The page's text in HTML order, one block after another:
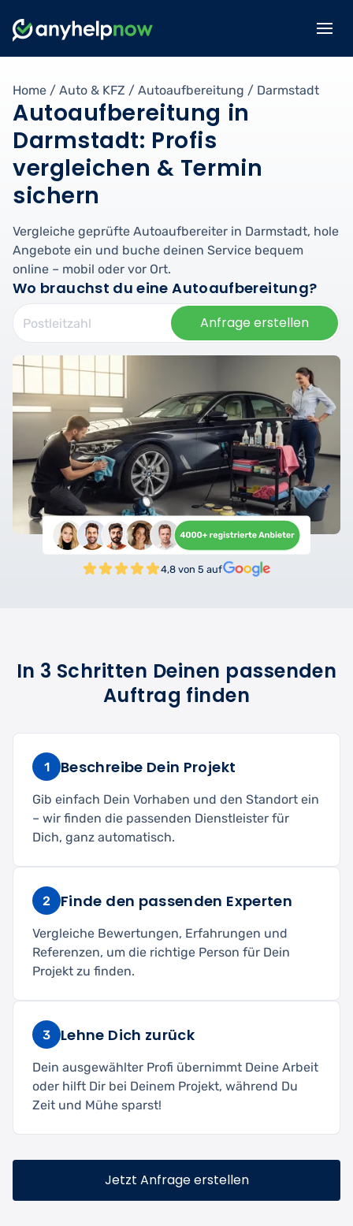
Home / Auto & KFZ / Autoaufbereitung / Darmstadt
Autoaufbereitung in
Darmstadt: Profis
vergleichen & Termin
sichern
Vergleiche geprüfte Autoaufbereiter in Darmstadt, hole
Angebote ein und buche deinen Service bequem
online – mobil oder vor Ort.
Wo brauchst du eine Autoaufbereitung?
Anfrage erstellen
4,8 von 5 auf
In 3 Schritten Deinen passenden
Auftrag finden
1 Beschreibe Dein Projekt
Gib einfach Dein Vorhaben und den Standort ein
– wir finden die passenden Dienstleister für
Dich, ganz automatisch.
2 Finde den passenden Experten
Vergleiche Bewertungen, Erfahrungen und
Referenzen, um die richtige Person für Dein
Projekt zu finden.
3 Lehne Dich zurück
Dein ausgewählter Profi übernimmt Deine Arbeit
oder hilft Dir bei Deinem Projekt, während Du
Zeit und Mühe sparst!
Jetzt Anfrage erstellen